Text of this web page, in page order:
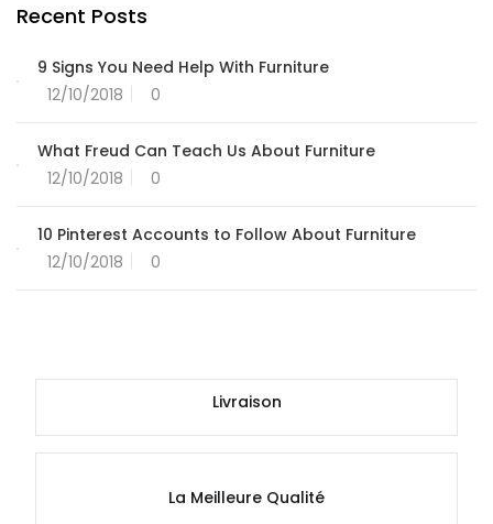
Recent Posts
9 Signs You Need Help With Furniture
12/10/2018
0
What Freud Can Teach Us About Furniture
12/10/2018
0
10 Pinterest Accounts to Follow About Furniture
12/10/2018
0
Livraison
La Meilleure Qualité